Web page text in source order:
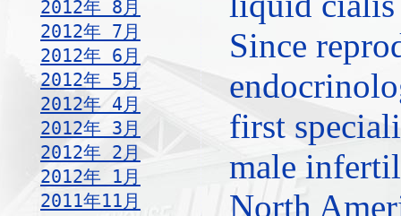
2012年 8月
2012年 7月
2012年 6月
2012年 5月
2012年 4月
2012年 3月
2012年 2月
2012年 1月
2011年11月
Since
first
male
North